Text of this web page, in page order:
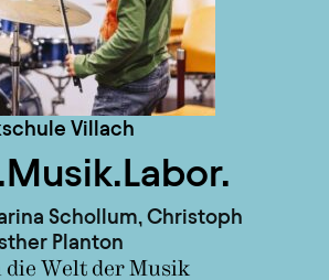
Villach
Schollum, Christoph
Planton
die Welt der Musik